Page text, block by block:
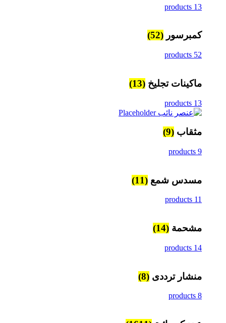
13 products
كمبرسور (52)
52 products
ماكينات تجليخ (13)
13 products
مثقاب (9)
9 products
مسدس شمع (11)
11 products
مشحمة (14)
14 products
منشار ترددى (8)
8 products